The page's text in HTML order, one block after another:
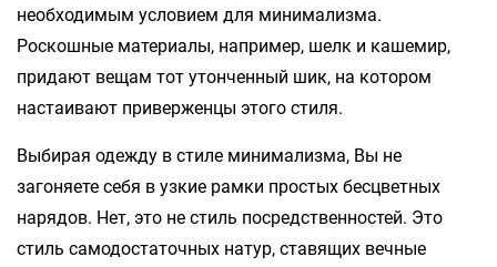
необходимым условием для минимализма.
Роскошные материалы, например, шелк и кашемир,
придают вещам тот утонченный шик, на котором
настаивают приверженцы этого стиля.
Выбирая одежду в стиле минимализма, Вы не
загоняете себя в узкие рамки простых бесцветных
нарядов. Нет, это не стиль посредственностей. Это
стиль самодостаточных натур, ставящих вечные